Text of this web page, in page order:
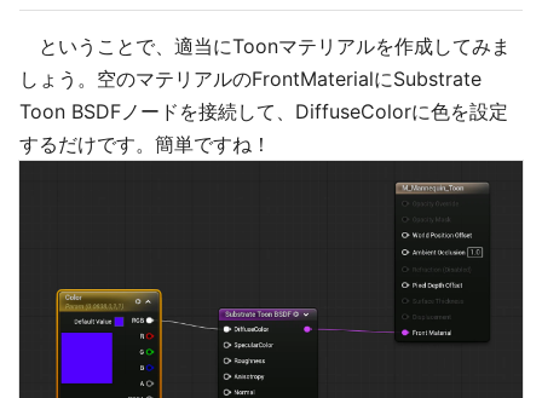
ということで、適当にToonマテリアルを作成してみま
しょう。空のマテリアルのFrontMaterialにSubstrate
Toon BSDFノードを接続して、DiffuseColorに色を設定
するだけです。簡単ですね！